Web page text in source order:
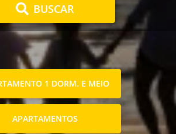
BUSCAR
1 DORM. E MEIO
APARTAMENTOS